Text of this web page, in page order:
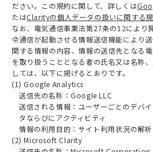
ださい。この規約に関して、詳しくは
たはClarityの個人データの扱いに関する
なお、電気通信事業法第27条の12により
令通信が起動させる情報送信機能により
関する情報の内容、情報の送信先となる
を取り扱うこととなる者の氏名又は名称
しては、以下に掲げるとおりです。
(1) Google Analytics
送信先の名称：Google LLC
送信される情報：ユーザーごとのデバ
タならびにアクティビティ
情報の利用目的：サイト利用状況の解析
(2) Microsoft Clarity